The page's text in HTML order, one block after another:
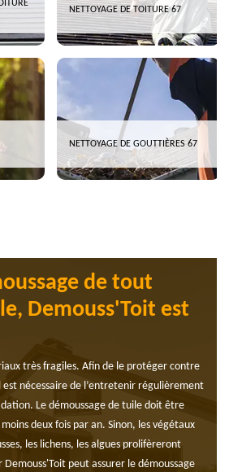
NETTOYAGE DE TOITURE 67
NETTOYAGE DE GOUTTIÈRES 67
de tout
Demouss'Toit est
très fragiles. Afin de le protéger contre
est nécessaire de l’entretenir régulièrement
Le démoussage de tuile doit être
deux fois par an. Sinon, les végétaux
les lichens, les algues prolifèreront
peut assurer le démoussage